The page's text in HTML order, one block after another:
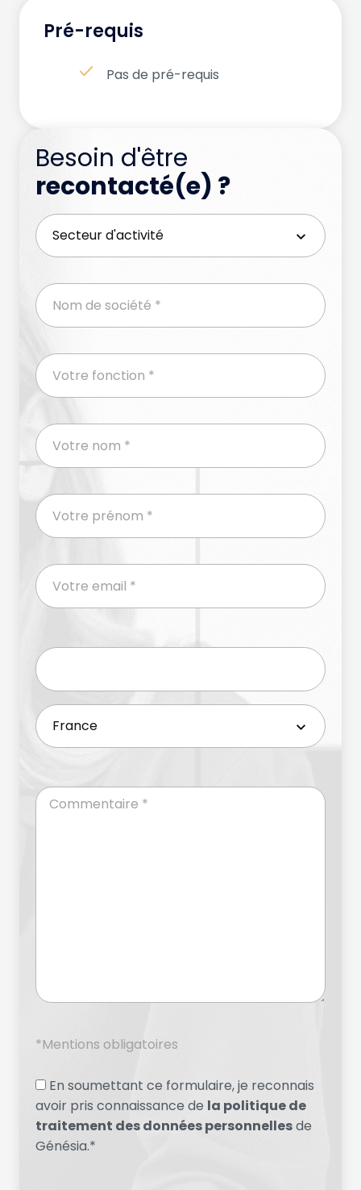
Pré-requis
Pas de pré-requis
Besoin d'être
recontacté(e) ?
*Mentions obligatoires
En soumettant ce formulaire, je reconnais
avoir pris connaissance de la politique de
traitement des données personnellesde
Génésia.*